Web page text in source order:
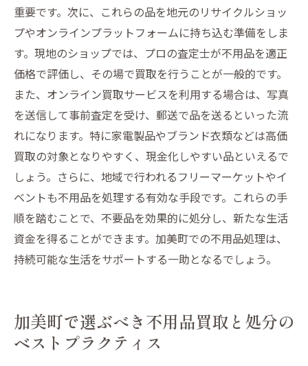
重要です。次に、これらの品を地元のリサイクルショッ
プやオンラインプラットフォームに持ち込む準備をしま
す。現地のショップでは、プロの査定士が不用品を適正
価格で評価し、その場で買取を行うことが一般的です。
また、オンライン買取サービスを利用する場合は、写真
を送信して事前査定を受け、郵送で品を送るといった流
れになります。特に家電製品やブランド衣類などは高価
買取の対象となりやすく、現金化しやすい品といえるで
しょう。さらに、地域で行われるフリーマーケットやイ
ベントも不用品を処理する有効な手段です。これらの手
順を踏むことで、不要品を効果的に処分し、新たな生活
資金を得ることができます。加美町での不用品処理は、
持続可能な生活をサポートする一助となるでしょう。
加美町で選ぶべき不用品買取と処分の
ベストプラクティス